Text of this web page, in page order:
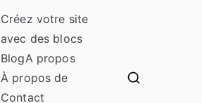
Créez votre site
avec des blocs
BlogA propos
À propos de
Contact